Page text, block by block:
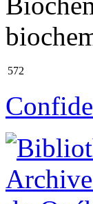
572